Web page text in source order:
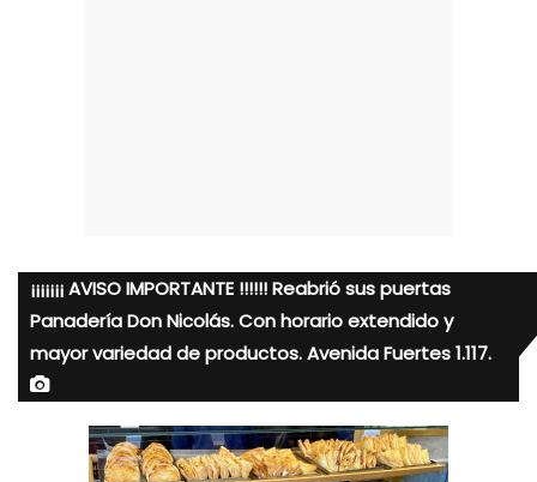
¡¡¡¡¡¡¡ AVISO IMPORTANTE !!!!!! Reabrió sus puertas
Panadería Don Nicolás. Con horario extendido y
mayor variedad de productos. Avenida Fuertes 1.117.